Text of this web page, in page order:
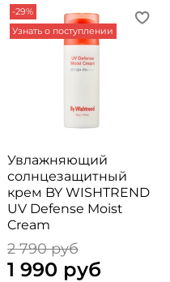
-29%
Узнать о поступлении
Увлажняющий
солнцезащитный
крем BY WISHTREND
UV Defense Moist
Cream
2 790 руб
1 990 руб